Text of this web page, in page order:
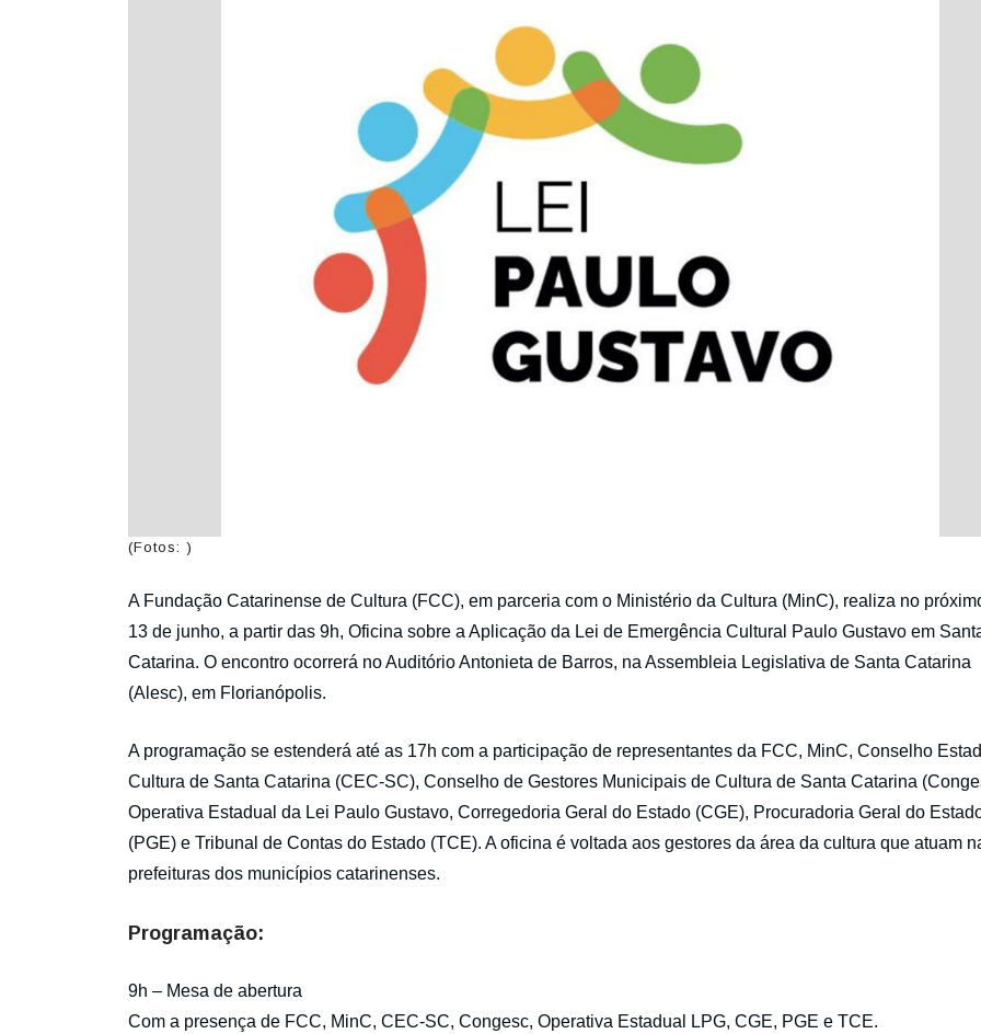
(Fotos: )
A Fundação Catarinense de Cultura (FCC), em parceria com o Ministério da Cultura (MinC), realiza no
13 de junho, a partir das 9h, Oficina sobre a Aplicação da Lei de Emergência Cultural Paulo Gustavo em
Catarina. O encontro ocorrerá no Auditório Antonieta de Barros, na Assembleia Legislativa de Santa Catarina
(Alesc), em Florianópolis.
A programação se estenderá até as 17h com a participação de representantes da FCC, MinC, Conselho
Cultura de Santa Catarina (CEC-SC), Conselho de Gestores Municipais de Cultura de Santa Catarina
Operativa Estadual da Lei Paulo Gustavo, Corregedoria Geral do Estado (CGE), Procuradoria Geral do
(PGE) e Tribunal de Contas do Estado (TCE). A oficina é voltada aos gestores da área da cultura que atuam
prefeituras dos municípios catarinenses.
Programação:
9h – Mesa de abertura
Com a presença de FCC, MinC, CEC-SC, Congesc, Operativa Estadual LPG, CGE, PGE e TCE.